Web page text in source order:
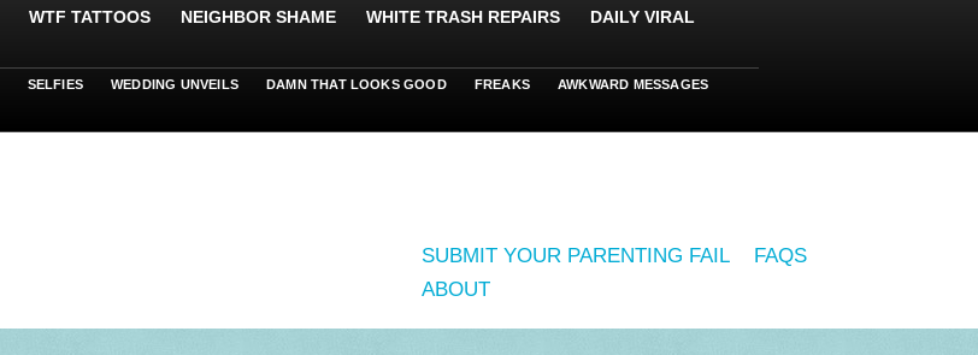
WTF TATTOOS NEIGHBOR SHAME WHITE TRASH REPAIRS
DAILY VIRAL
SELFIES WEDDING UNVEILS DAMN THAT LOOKS GOOD FREAKS AWKWARD MESSAGES
SUBMIT YOUR PARENTING FAIL
FAQS
ABOUT